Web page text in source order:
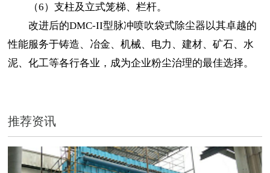
（6）支柱及立式笼梯、栏杆。
改进后的DMC-II型脉冲喷吹袋式除尘器以其卓越的
性能服务于铸造、冶金、机械、电力、建材、矿石、水
泥、化工等各行各业，成为企业粉尘治理的最佳选择。
推荐资讯